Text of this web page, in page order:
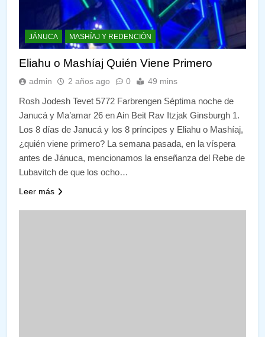
JÁNUCA MASHÍAJ Y REDENCIÓN
Eliahu o Mashíaj Quién Viene Primero
admin 2 años ago 0 49 mins
Rosh Jodesh Tevet 5772 Farbrengen Séptima noche de
Janucá y Ma’amar 26 en Ain Beit Rav Itzjak Ginsburgh 1.
Los 8 días de Janucá y los 8 príncipes y Eliahu o Mashíaj,
¿quién viene primero? La semana pasada, en la víspera
antes de Jánuca, mencionamos la enseñanza del Rebe de
Lubavitch de que los ocho…
Leer más